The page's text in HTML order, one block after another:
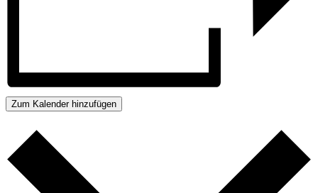
Zum Kalender hinzufügen